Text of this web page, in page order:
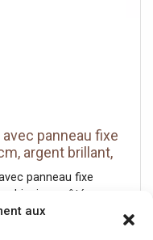
aux
panneau fixe
argent brillant,
sur receveur
panneau fixe
côté serrure
partiellement
porte coulissante